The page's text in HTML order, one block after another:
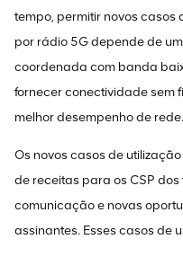
tempo, permitir novos casos
por rádio 5G depende de
coordenada com banda
fornecer conectividade sem
melhor desempenho de rede.
Os novos casos de
de receitas para os CSP
comunicação e novas
assinantes. Esses casos de